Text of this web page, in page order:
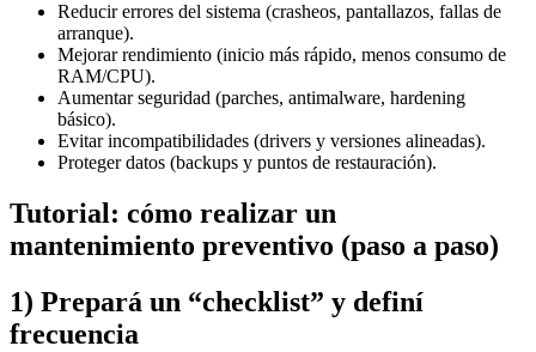
Reducir errores del sistema (crasheos, pantallazos, fallas de
arranque).
Mejorar rendimiento (inicio más rápido, menos consumo de
RAM/CPU).
Aumentar seguridad (parches, antimalware, hardening
básico).
Evitar incompatibilidades (drivers y versiones alineadas).
Proteger datos (backups y puntos de restauración).
Tutorial: cómo realizar un
mantenimiento preventivo (paso a paso)
1) Prepará un “checklist” y definí
frecuencia